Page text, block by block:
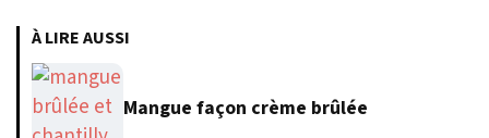
À LIRE AUSSI
Mangue façon crème brûlée